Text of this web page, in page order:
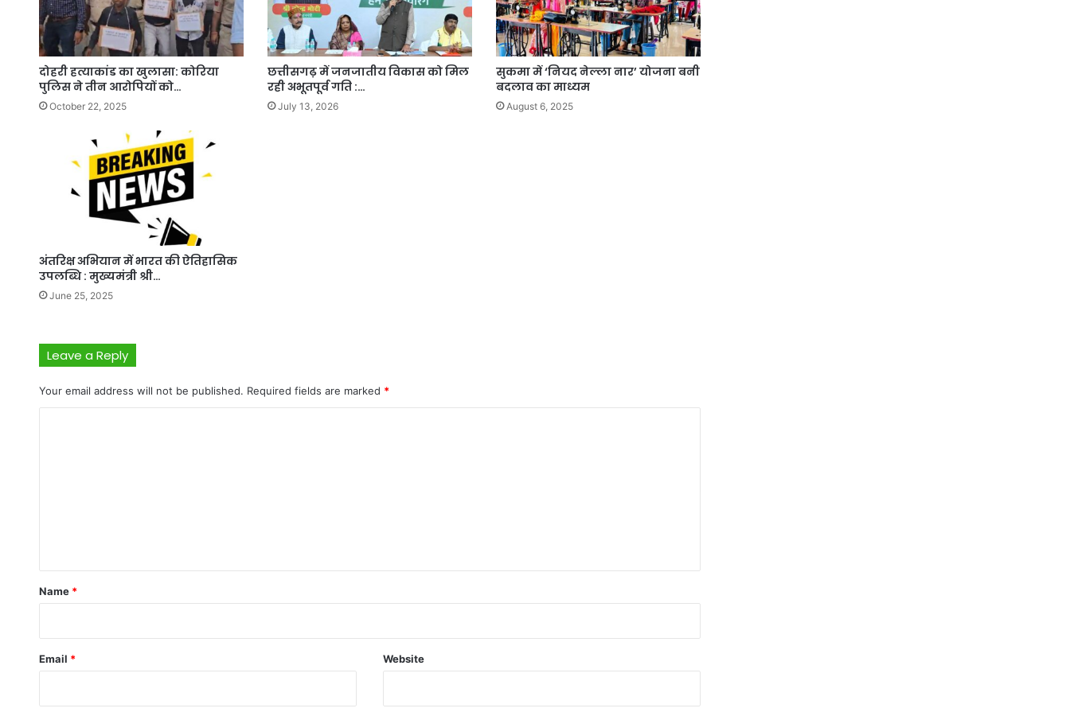
दोहरी हत्याकांड का खुलासा: कोरिया
पुलिस ने तीन आरोपियों को…
October 22, 2025
छत्तीसगढ़ में जनजातीय विकास को मिल
रही अभूतपूर्व गति :…
July 13, 2026
सुकमा में ‘नियद नेल्ला नार’ योजना बनी
बदलाव का माध्यम
August 6, 2025
अंतरिक्ष अभियान में भारत की ऐतिहासिक
उपलब्धि : मुख्यमंत्री श्री…
June 25, 2025
Leave a Reply
Your email address will not be published. Required fields are marked *
*
Name *
Email * Website